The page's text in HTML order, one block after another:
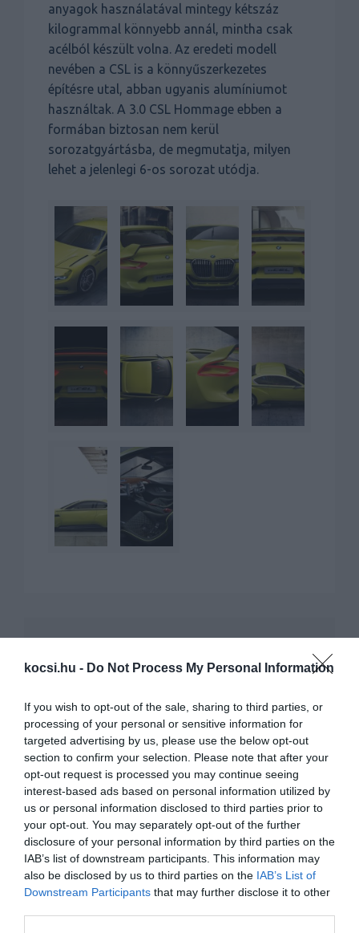
kocsi.hu - Do Not Process My Personal Information
If you wish to opt-out of the sale, sharing to third parties, or
processing of your personal or sensitive information for
targeted advertising by us, please use the below opt-out
section to confirm your selection. Please note that after your
opt-out request is processed you may continue seeing
interest-based ads based on personal information utilized by
us or personal information disclosed to third parties prior to
your opt-out. You may separately opt-out of the further
disclosure of your personal information by third parties on the
IAB’s list of downstream participants. This information may
also be disclosed by us to third parties on the IAB’s List of
Downstream Participants that may further disclose it to other
anyagok használatával mintegy kétszáz
kilogrammal könnyebb annál, mintha csak
acélból készült volna. Az eredeti modell
nevében a CSL is a könnyűszerkezetes
építésre utal, abban ugyanis alumíniumot
használtak. A 3.0 CSL Hommage ebben a
formában biztosan nem kerül
sorozatgyártásba, de megmutatja, milyen
lehet a jelenlegi 6-os sorozat utódja.
Retró versenyautó a BMW-től